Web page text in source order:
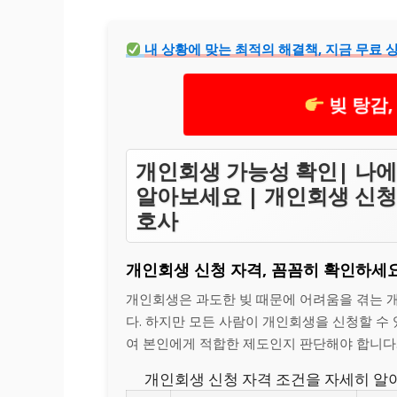
내 상황에 맞는 최적의 해결책, 지금 무료
빚 탕감,
개인회생 가능성 확인| 나
알아보세요 | 개인회생 신
호사
개인회생 신청 자격, 꼼꼼히 확인하세
개인회생은 과도한 빚 때문에 어려움을 겪는
다. 하지만 모든 사람이 개인회생을 신청할
여 본인에게 적합한 제도인지 판단해야 합니
개인회생 신청 자격 조건을 자세히